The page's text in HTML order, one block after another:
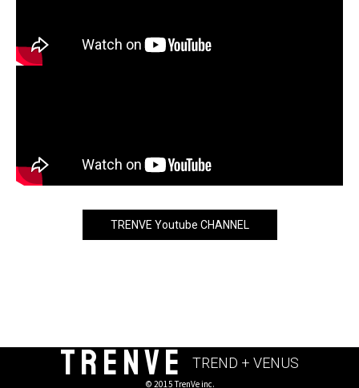
TRENVE Youtube CHANNEL
TRENVE TREND + VENUS
© 2015 TrenVe inc.